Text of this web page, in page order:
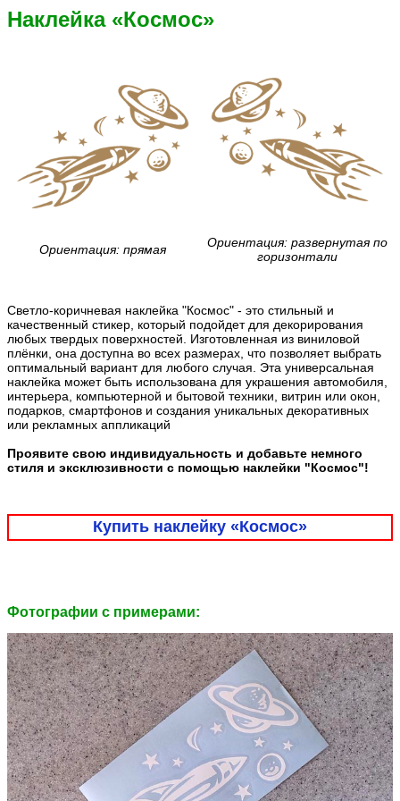
Наклейка «Космос»
Ориентация: прямая
Ориентация: развернутая по
горизонтали
Светло-коричневая наклейка "Космос" - это стильный и
качественный стикер, который подойдет для декорирования
любых твердых поверхностей. Изготовленная из виниловой
плёнки, она доступна во всех размерах, что позволяет выбрать
оптимальный вариант для любого случая. Эта универсальная
наклейка может быть использована для украшения автомобиля,
интерьера, компьютерной и бытовой техники, витрин или окон,
подарков, смартфонов и создания уникальных декоративных
или рекламных аппликаций
Проявите свою индивидуальность и добавьте немного
стиля и эксклюзивности с помощью наклейки "Космос"!
Купить наклейку «Космос»
Фотографии c примерами: